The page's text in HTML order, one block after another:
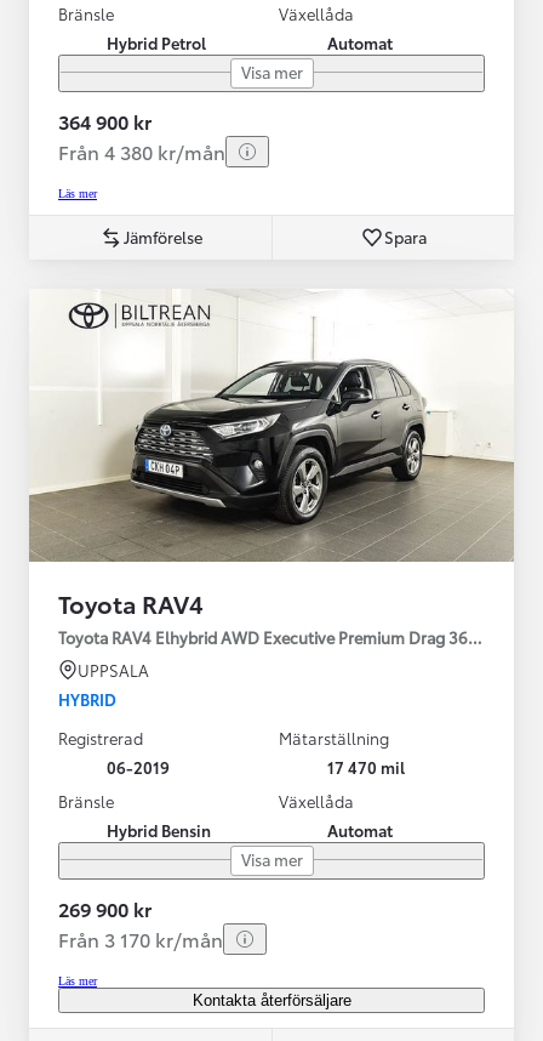
Bränsle
Hybrid Petrol
Växellåda
Automat
Visa mer
364 900 kr
Från 4 380 kr/mån
Läs mer
Jämförelse Spara
Toyota RAV4
Toyota RAV4 Elhybrid AWD Executive Premium Drag 360-kamera
UPPSALA
HYBRID
Registrerad
06-2019
Mätarställning
17 470 mil
Bränsle
Hybrid Bensin
Växellåda
Automat
Visa mer
269 900 kr
Från 3 170 kr/mån
Läs mer
Kontakta återförsäljare